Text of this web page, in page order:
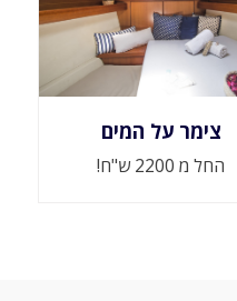
צימר על המים
החל מ 2200 ש"ח!